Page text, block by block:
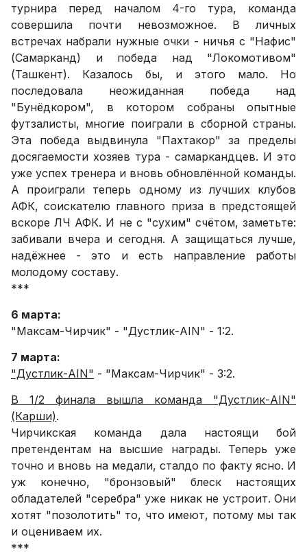
турнира перед началом 4-го тура, команда
совершила почти невозможное. В личных
встречах набрали нужные очки - ничья с "Нафис"
(Самарканд) и победа над "Локомотивом"
(Ташкент). Казалось бы, и этого мало. Но
последовала неожиданная победа над
"Бунёдкором", в котором собраны опытные
футзалисты, многие поиграли в сборной страны.
Эта победа выдвинула "Пахтакор" за пределы
досягаемости хозяев тура - самаркандцев. И это
уже успех тренера и вновь обновлённой команды.
А проиграли теперь одному из лучших клубов
АФК, соискателю главного приза в предстоящей
вскоре ЛЧ АФК. И не с "сухим" счётом, заметьте:
забивали вчера и сегодня. А защищаться лучше,
надёжнее - это и есть направление работы
молодому составу.
***
6 марта:
"Максам-Чирчик" - "Дустлик-AIN" - 1:2.
7 марта:
"Дустлик-AIN" - "Максам-Чирчик" - 3:2.
В 1/2 финала вышла команда "Дустлик-AIN"
(Карши).
Чирчикская команда дала настоящи бой
претендентам на высшие награды. Теперь уже
точно и вновь на медали, сталдо по факту ясно. И
уж конечно, "бронзовый" блеск настоящих
обладателей "серебра" уже никак не устроит. Они
хотят "позолотить" то, что имеют, потому мы так
и оцениваем их.
***